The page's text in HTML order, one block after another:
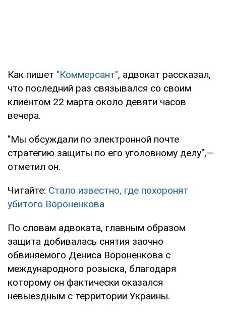
Как пишет "Коммерсант", адвокат рассказал,
что последний раз связывался со своим
клиентом 22 марта около девяти часов
вечера.
"Мы обсуждали по электронной почте
стратегию защиты по его уголовному делу",—
отметил он.
Читайте: Стало известно, где похоронят
убитого Вороненкова
По словам адвоката, главным образом
защита добивалась снятия заочно
обвиняемого Дениса Вороненкова с
международного розыска, благодаря
которому он фактически оказался
невыездным с территории Украины.